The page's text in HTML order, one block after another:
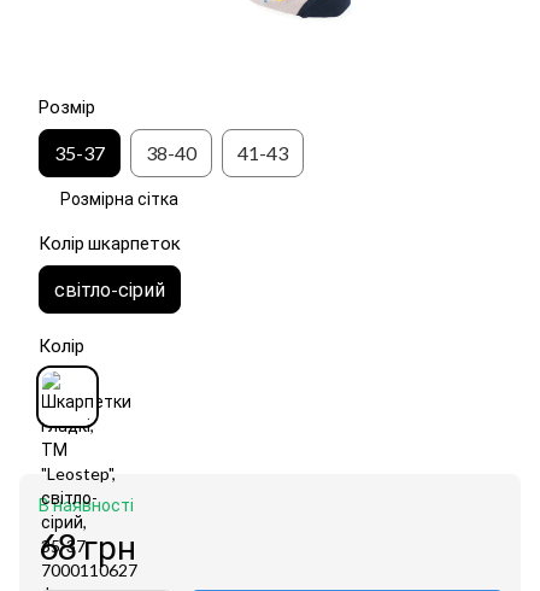
Розмір
35-37 38-40 41-43
Розмірна сітка
Колір шкарпеток
світло-сірий
Колір
В наявності
68 грн